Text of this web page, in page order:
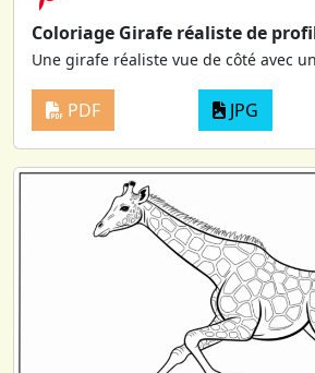
Coloriage Girafe réaliste de
Une girafe réaliste vue de côté avec
PDF JPG